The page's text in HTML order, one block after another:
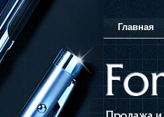
Главная